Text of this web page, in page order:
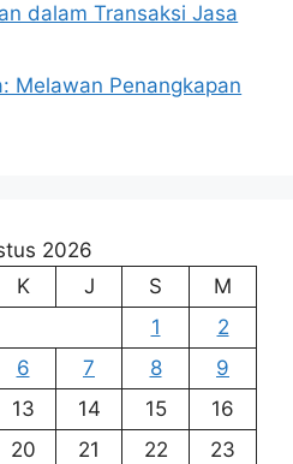
dalam Transaksi Jasa
Melawan Penangkapan
2026
K J S
M
1
2
6 7 8
9
13 14 15
16
20 21 22
23